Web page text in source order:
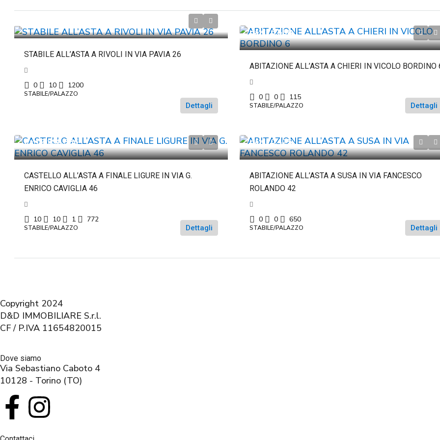
STABILE ALL’ASTA A RIVOLI IN VIA PAVIA 26
0 10 1200
STABILE/PALAZZO
Dettagli
da€26.588
ABITAZIONE ALL’ASTA A CHIERI IN VICOLO BORDINO
0 0 115
STABILE/PALAZZO Dettagli
da€2.998.386
CASTELLO ALL’ASTA A FINALE LIGURE IN VIA G.
ENRICO CAVIGLIA 46
10 10 1 772
STABILE/PALAZZO Dettagli
da€70.425
ABITAZIONE ALL’ASTA A SUSA IN VIA FANCESCO
ROLANDO 42
0 0 650
STABILE/PALAZZO Dettagli
Copyright 2024
D&D IMMOBILIARE S.r.l.
CF / P.IVA 11654820015
Dove siamo
Via Sebastiano Caboto 4
10128 - Torino (TO)